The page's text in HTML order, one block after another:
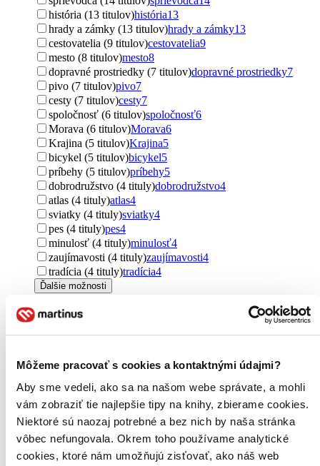
Môžeme pracovať s cookies a kontaktnými údajmi?
Aby sme vedeli, ako sa na našom webe správate, a mohli
vám zobraziť tie najlepšie tipy na knihy, zbierame cookies.
Niektoré sú naozaj potrebné a bez nich by naša stránka
vôbec nefungovala. Okrem toho používame analytické
cookies, ktoré nám umožňujú zisťovať, ako náš web
história (13 titulov)história13
hrady a zámky (13 titulov)hrady a zámky13
cestovatelia (9 titulov)cestovatelia9
mesto (8 titulov)mesto8
dopravné prostriedky (7 titulov)dopravné prostriedky7
pivo (7 titulov)pivo7
cesty (7 titulov)cesty7
spoločnosť (6 titulov)spoločnosť6
Morava (6 titulov)Morava6
Krajina (5 titulov)Krajina5
bicykel (5 titulov)bicykel5
príbehy (5 titulov)príbehy5
dobrodružstvo (4 tituly)dobrodružstvo4
atlas (4 tituly)atlas4
sviatky (4 tituly)sviatky4
pes (4 tituly)pes4
minulosť (4 tituly)minulosť4
zaujímavosti (4 tituly)zaujímavosti4
tradícia (4 tituly)tradícia4
Ďalšie možnosti
Pre koho
pre deti (8 titulov)pre deti 8
pre rodičov (7 titulov)pre rodičov7
pre ženy (5 titulov)pre ženy
pre deti a mládež (4 tituly)
pre deti a mládež
pre športovcov (2 tituly) pre športovcov2
pre gazdinky (2 tituly)pre gazdinky2
Ďalšie možnosti